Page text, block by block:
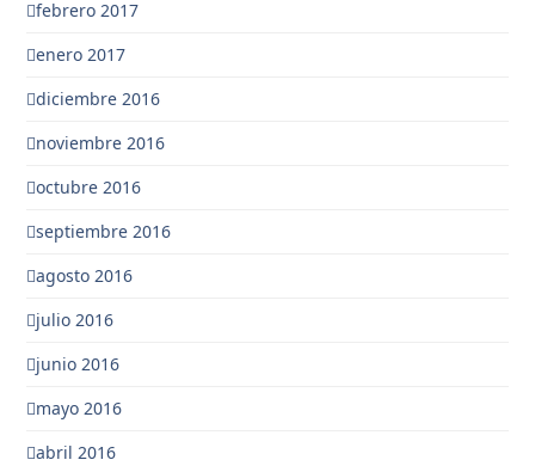
febrero 2017
enero 2017
diciembre 2016
noviembre 2016
octubre 2016
septiembre 2016
agosto 2016
julio 2016
junio 2016
mayo 2016
abril 2016